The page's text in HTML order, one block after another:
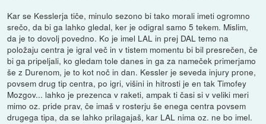
Kar se Kesslerja tiče, minulo sezono bi tako morali imeti ogromno
srečo, da bi ga lahko gledal, ker je odigral samo 5 tekem. Mislim,
da je to dovolj povedno. Ko je imel LAL in prej DAL temo na
položaju centra je igral več in v tistem momentu bi bil presrečen, če
bi ga pripeljali, ko gledam tole danes in ga za nameček primerjamo
še z Durenom, je to kot noč in dan. Kessler je seveda injury prone,
povsem drug tip centra, po igri, višini in hitrosti je en tak Timofey
Mozgov... lahko je prezenca v raketi, ampak ti časi si v veliki meri
mimo oz. pride prav, če imaš v rosterju še enega centra povsem
drugega tipa, da se lahko prilagajaš, kar LAL nima oz. ne bo imel.